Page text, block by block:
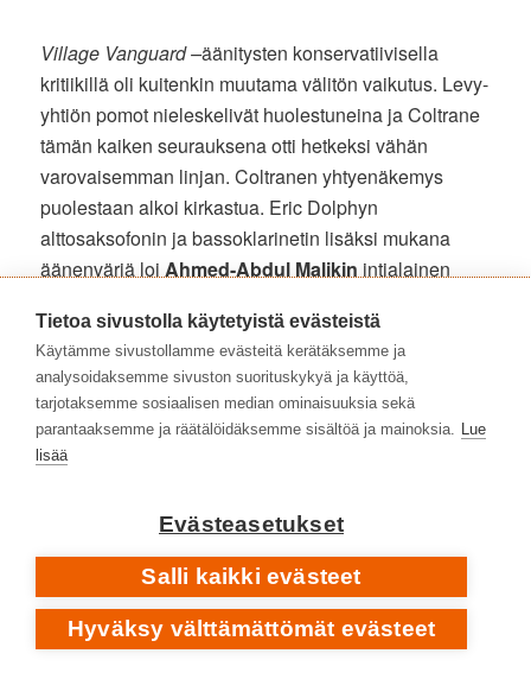
Village Vanguard –äänitysten konservatiivisella
kritiikillä oli kuitenkin muutama välitön vaikutus. Levy-
yhtiön pomot nieleskelivät huolestuneina ja Coltrane
tämän kaiken seurauksena otti hetkeksi vähän
varovaisemman linjan. Coltranen yhtyenäkemys
puolestaan alkoi kirkastua. Eric Dolphyn
alttosaksofonin ja bassoklarinetin lisäksi mukana
äänenväriä loiAhmed-Abdul Malikin intialainen
Mutta, soundillisen paletin laajentamisen sijaan
Coltrane alkoikin supistaa. Huomionarvoista on se,
että nyt ensimmäistä kertaa mukana oli basisti
Garrison. Hän pysyi Coltranen matkassa
saksofonistin elämän loppuun asti ja samalla syntyi
Coltranen niin kutsuttu ”klassinen kvartetti”.
IMPRESSIONS •LIVE AT THE VILLAGE VANGUARD
2.11.1961
Tietoa sivustolla käytetyistä evästeistä
Käytämme sivustollamme evästeitä kerätäksemme ja
analysoidaksemme sivuston suorituskykyä ja käyttöä,
tarjotaksemme sosiaalisen median ominaisuuksia sekä
parantaaksemme ja räätälöidäksemme sisältöä ja mainoksia. Lue
lisää
Evästeasetukset
Salli kaikki evästeet
Hyväksy välttämättömät evästeet